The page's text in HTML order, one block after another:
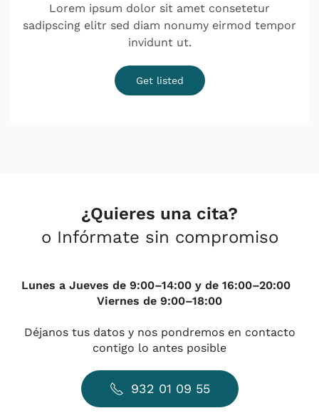
Lorem ipsum dolor sit amet consetetur
sadipscing elitr sed diam nonumy eirmod tempor
invidunt ut.
Get listed
¿Quieres una cita?
o Infórmate sin compromiso
Lunes a Jueves de 9:00–14:00 y de 16:00–20:00
Viernes de 9:00–18:00
Déjanos tus datos y nos pondremos en contacto
contigo lo antes posible
932 01 09 55